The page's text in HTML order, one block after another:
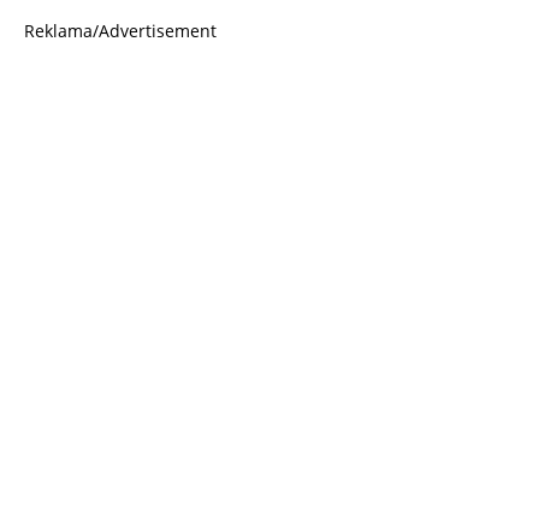
Reklama/Advertisement